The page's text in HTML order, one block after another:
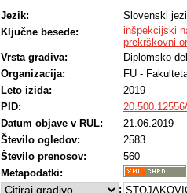
osredotočena pa je bila na področje
V okviru raziskave je bilo ugotovljeno,
varovanja največkrat soočajo z delom
izdanih prekrškovnih odločb. Inšpektorji
izobraževanj, pri svojem delu pa
Prispevek diplomskega dela se kaže v
inšpekcijskega nadzora s strani
izpostavljene ovire, s katerimi se pri
Jezik:
Slovenski
Ključne besede:
inšpekcijski
prekrškovni
Vrsta gradiva:
Diplomsko
Organizacija:
FU -
Leto izida:
2019
PID:
Datum objave v RUL:
21.06.2019
Število ogledov:
2583
Število prenosov:
560
Metapodatki:
: